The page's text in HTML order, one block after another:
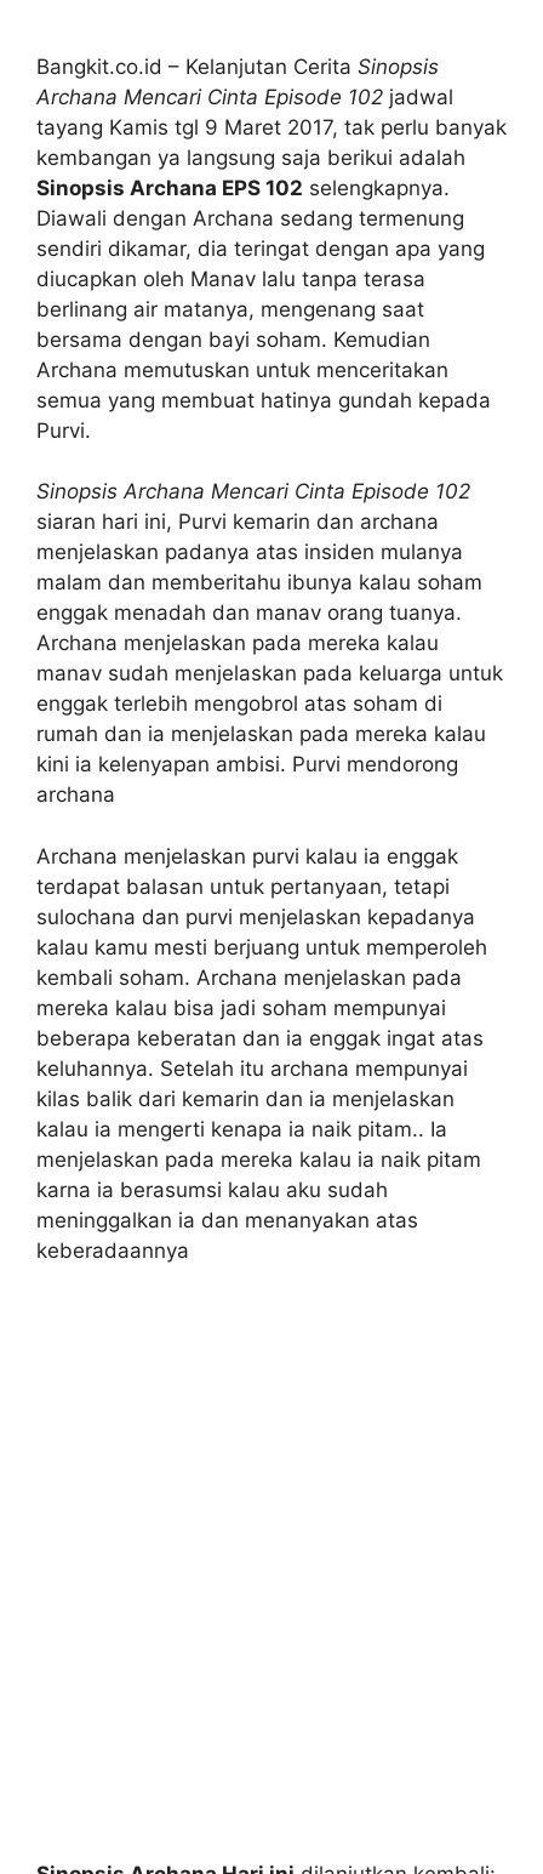
Bangkit.co.id – Kelanjutan Cerita Sinopsis
Archana Mencari Cinta Episode 102 jadwal
tayang Kamis tgl 9 Maret 2017, tak perlu banyak
kembangan ya langsung saja berikui adalah
Sinopsis Archana EPS 102 selengkapnya.
Diawali dengan Archana sedang termenung
sendiri dikamar, dia teringat dengan apa yang
diucapkan oleh Manav lalu tanpa terasa
berlinang air matanya, mengenang saat
bersama dengan bayi soham. Kemudian
Archana memutuskan untuk menceritakan
semua yang membuat hatinya gundah kepada
Purvi.
Sinopsis Archana Mencari Cinta Episode 102
siaran hari ini, Purvi kemarin dan archana
menjelaskan padanya atas insiden mulanya
malam dan memberitahu ibunya kalau soham
enggak menadah dan manav orang tuanya.
Archana menjelaskan pada mereka kalau
manav sudah menjelaskan pada keluarga untuk
enggak terlebih mengobrol atas soham di
rumah dan ia menjelaskan pada mereka kalau
kini ia kelenyapan ambisi. Purvi mendorong
archana
Archana menjelaskan purvi kalau ia enggak
terdapat balasan untuk pertanyaan, tetapi
sulochana dan purvi menjelaskan kepadanya
kalau kamu mesti berjuang untuk memperoleh
kembali soham. Archana menjelaskan pada
mereka kalau bisa jadi soham mempunyai
beberapa keberatan dan ia enggak ingat atas
keluhannya. Setelah itu archana mempunyai
kilas balik dari kemarin dan ia menjelaskan
kalau ia mengerti kenapa ia naik pitam.. Ia
menjelaskan pada mereka kalau ia naik pitam
karna ia berasumsi kalau aku sudah
meninggalkan ia dan menanyakan atas
keberadaannya